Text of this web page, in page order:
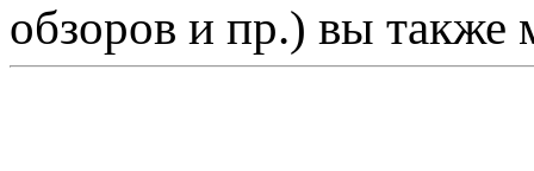
обзоров и пр.) вы также